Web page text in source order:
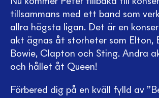
tillsammans med ett band som
allra högsta ligan. Det är en
akt ägnas åt storheter som Elton,
Bowie, Clapton och Sting. Andra
och hållet åt Queen!
Förbered dig på en kväll fylld av